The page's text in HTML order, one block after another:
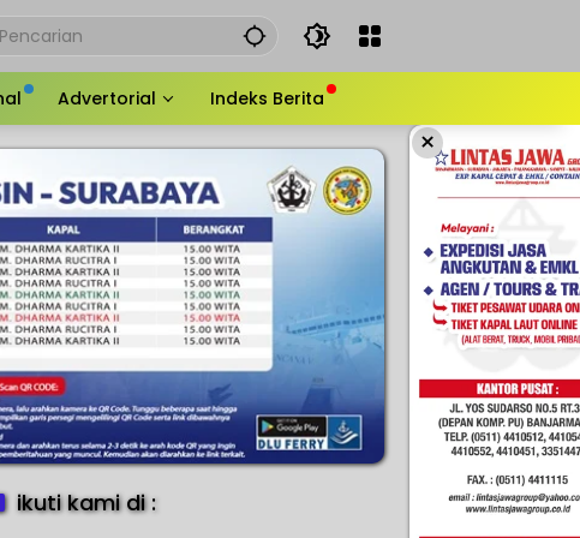
Advertorial Indeks Berita
×
ikuti kami di :